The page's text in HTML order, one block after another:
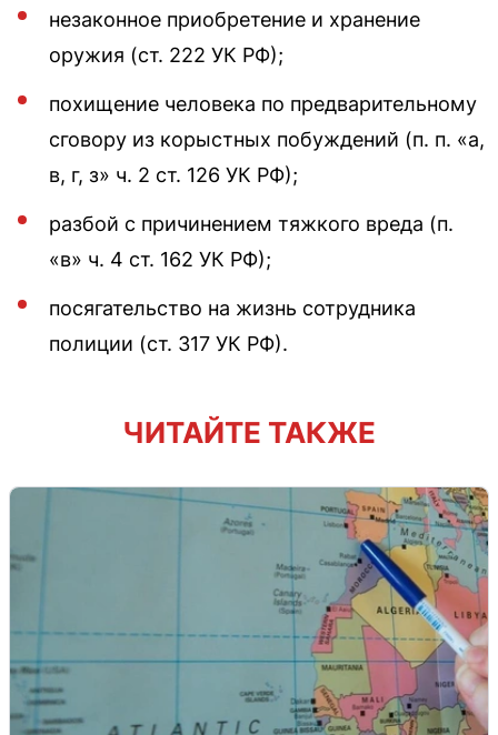
незаконное приобретение и хранение
оружия (ст. 222 УК РФ);
похищение человека по предварительному
сговору из корыстных побуждений (п. п. «а,
в, г, з» ч. 2 ст. 126 УК РФ);
разбой с причинением тяжкого вреда (п.
«в» ч. 4 ст. 162 УК РФ);
посягательство на жизнь сотрудника
полиции (ст. 317 УК РФ).
ЧИТАЙТЕ ТАКЖЕ